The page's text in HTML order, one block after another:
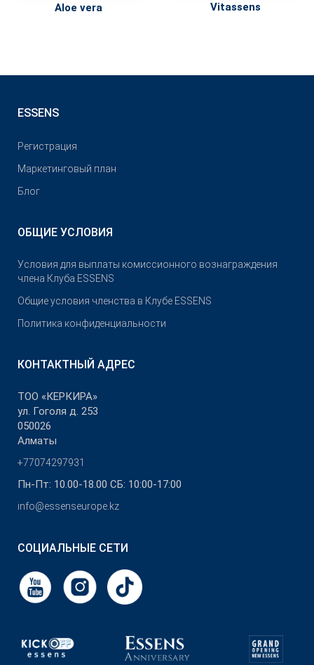
Aloe vera Vitassens
ESSENS
Pегистрация
Маркетинговый план
Блог
ОБЩИЕ УСЛОВИЯ
Условия для выплаты комиссионного вознаграждения
члена Клуба ESSENS
Общие условия членства в Клубе ESSENS
Политика конфиденциальности
КОНТАКТНЫЙ АДРЕС
ТОО «КЕРКИРА»
ул. Гоголя д. 253
050026
Алматы
+77074297931
Пн-Пт: 10.00-18.00 СБ: 10:00-17:00
info@essenseurope.kz
СОЦИАЛЬНЫЕ СЕТИ